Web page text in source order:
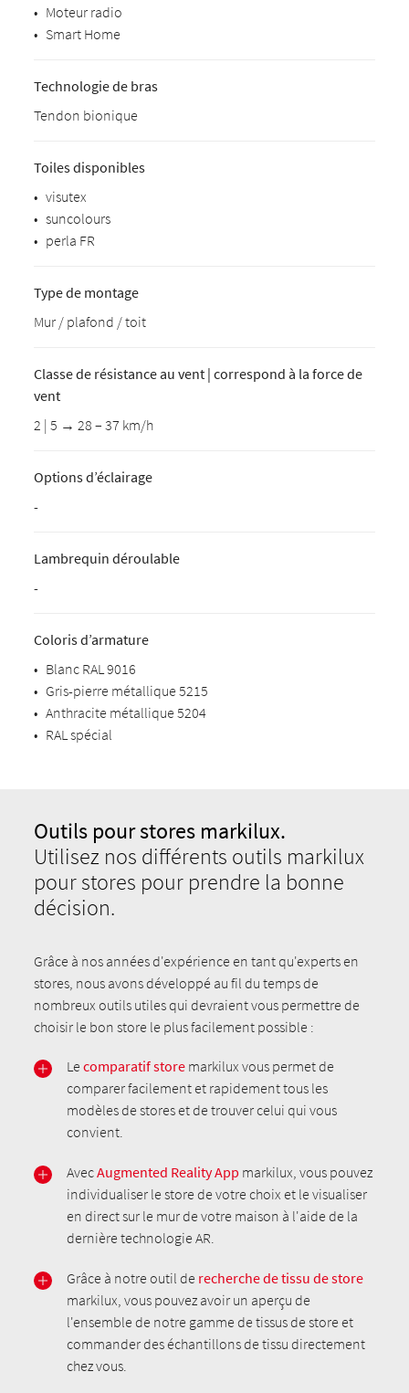
• Moteur radio
• Smart Home
Technologie de bras
Tendon bionique
Toiles disponibles
• visutex
• suncolours
• perla FR
Type de montage
Mur / plafond / toit
Classe de résistance au vent | correspond à la force de
vent
2 | 5 → 28 – 37 km/h
Options d’éclairage
-
Lambrequin déroulable
-
Coloris d’armature
• Blanc RAL 9016
• Gris-pierre métallique 5215
• Anthracite métallique 5204
• RAL spécial
Outils pour stores markilux.
Utilisez nos différents outils markilux
pour stores pour prendre la bonne
décision.
Grâce à nos années d'expérience en tant qu'experts en
stores, nous avons développé au fil du temps de
nombreux outils utiles qui devraient vous permettre de
choisir le bon store le plus facilement possible :
Lecomparatif store markilux vous permet de
comparer facilement et rapidement tous les
modèles de stores et de trouver celui qui vous
convient.
AvecAugmented Reality App markilux, vous pouvez
individualiser le store de votre choix et le visualiser
en direct sur le mur de votre maison à l'aide de la
dernière technologie AR.
Grâce à notre outil de recherche de tissu de store
markilux, vous pouvez avoir un aperçu de
l'ensemble de notre gamme de tissus de store et
commander des échantillons de tissu directement
chez vous.